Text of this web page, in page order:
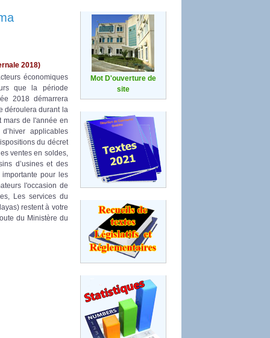
2018)
économiques
que la période
2018 démarrera
déroulera durant la
mars de l'année en
applicables
du décret
ventes en soldes,
d’usines et des
pour les
l'occasion de
Les services du
restent à votre
du Ministère du
Mot D'ouverture de
site